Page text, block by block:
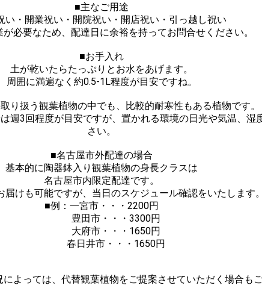
■主なご用途
い・開業祝い・開院祝い・開店祝い・引っ越し祝い
必要なため、配達日に余裕を持ってお問合せください。
■お手入れ
土が乾いたらたっぷりとお水をあげます。
周囲に満遍なく約0.5-1L程度が目安ですね。
り扱う観葉植物の中でも、比較的耐寒性もある植物です。
週3回程度が目安ですが、置かれる環境の日光や気温、
さい。
■名古屋市外配達の場合
基本的に陶器鉢入り観葉植物の身長クラスは
名古屋市内限定配達です。
届けも可能ですが、当日のスケジュール確認をいたします。
■例：一宮市・・・2200円
豊田市・・・3300円
大府市・・・1650円
春日井市・・・1650円
よっては、代替観葉植物をご提案させていただく場合もご